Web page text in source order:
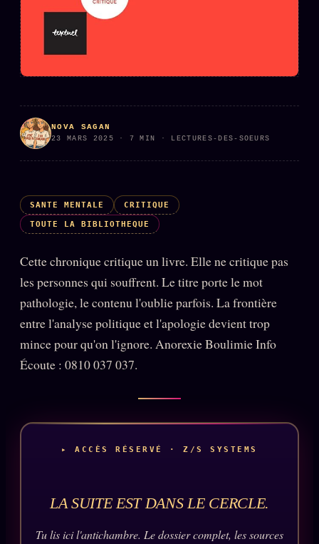
Oracle Sigil Sonore
Oracle Parfum
Oracle Anniversaire
Oracle Algorithme
Audit Social
KÉTAMINE2019
SUSPECTE
2024
Les Limites 2025
Le procès Brigitte Macron
Catalogue
Références
L'Association ★
S'abonner GRATUIT
NOVA SAGAN
23 MARS 2025 · 7 MIN · LECTURES-DES-SOEURS
SANTE MENTALE CRITIQUE
TOUTE LA BIBLIOTHEQUE
Cette chronique critique un livre. Elle ne critique pas
les personnes qui souffrent. Le titre porte le mot
pathologie, le contenu l'oublie parfois. La frontière
entre l'analyse politique et l'apologie devient trop
mince pour qu'on l'ignore. Anorexie Boulimie Info
Écoute : 0810 037 037.
▸ ACCÈS RÉSERVÉ · Z/S SYSTEMS
LA SUITE EST DANS LE CERCLE.
Tu lis ici l'antichambre. Le dossier complet, les sources